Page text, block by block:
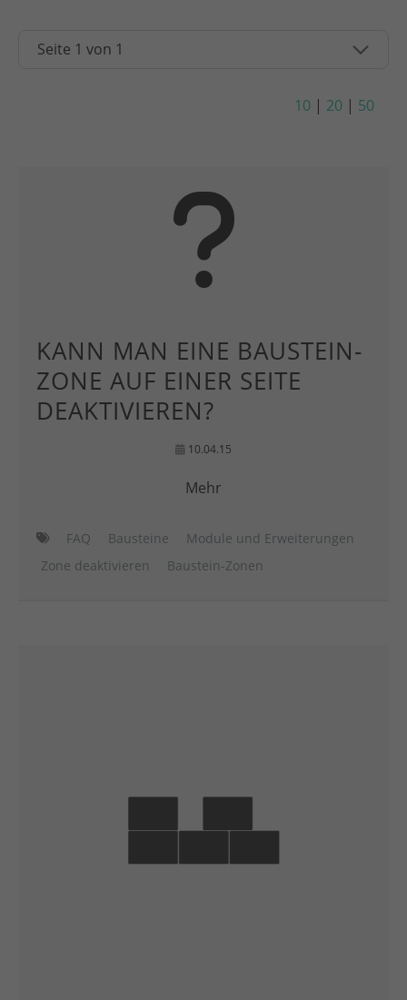
10 | 20 | 50
KANN MAN EINE BAUSTEIN-
ZONE AUF EINER SEITE
DEAKTIVIEREN?
10.04.15
Mehr
FAQ Bausteine
Module und Erweiterungen
Zone deaktivieren
Baustein-Zonen